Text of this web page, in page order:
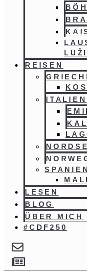
REISEN
KOS
ITALIEN
SPANIEN
LESEN
BLOG
ÜBER MICH
#CDF250